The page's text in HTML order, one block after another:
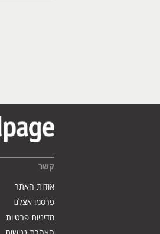
קשר
אודות האתר
פרסמו אצלנו
מדיניות פרטיות